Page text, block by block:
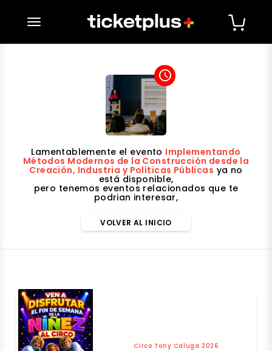
desplegar navegación
access_time
Lamentablemente el evento Implementando
Métodos Modernos de la Construcción desde la
Creación, Industria y Políticas Públicas ya no
está disponible,
pero tenemos eventos relacionados que te
podrian interesar,
VOLVER AL INICIO
Circo Tony Caluga 2026